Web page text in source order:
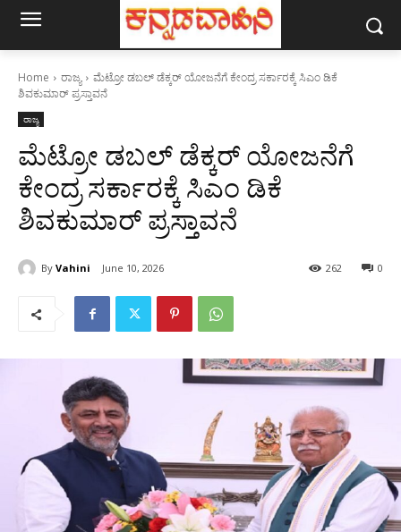
Home ರಾಜ್ಯ
ಮೆಟ್ರೋ ಡಬಲ್ ಡೆಕ್ಕರ್ ಯೋಜನೆಗೆ ಕೇಂದ್ರ ಸರ್ಕಾರಕ್ಕೆ ಸಿಎಂ ಡಿಕೆ
ಶಿವಕುಮಾರ್ ಪ್ರಸ್ತಾವನೆ
ರಾಜ್ಯ
ಮೆಟ್ರೋ ಡಬಲ್ ಡೆಕ್ಕರ್ ಯೋಜನೆಗೆ
ಕೇಂದ್ರ ಸರ್ಕಾರಕ್ಕೆ ಸಿಎಂ ಡಿಕೆ
ಶಿವಕುಮಾರ್ ಪ್ರಸ್ತಾವನೆ
By Vahini June 10, 2026 0
262